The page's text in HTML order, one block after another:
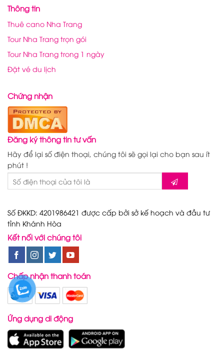
Thông tin
Thuê cano Nha Trang
Tour Nha Trang trọn gói
Tour Nha Trang trong 1 ngày
Đặt vé du lịch
Chứng nhận
Đăng ký thông tin tư vấn
Hãy để lại số điện thoại, chúng tôi sẽ gọi lại cho bạn sau ít
phút !
Số ĐKKD: 4201986421 được cấp bởi sở kế hoạch và đầu tư
tỉnh Khánh Hòa
Kết nối với chúng tôi
Chấp nhận thanh toán
Ứng dụng di động